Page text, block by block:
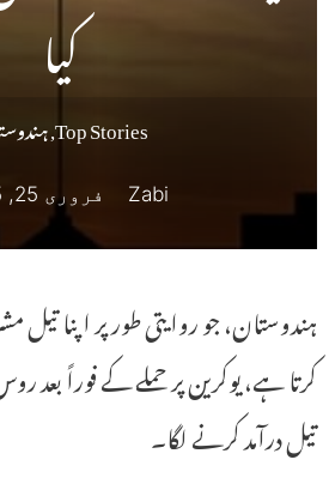
کیا
Top Stories
,
Zabi فروری 25, 2025
ہندوستان، جو روایتی طور پر اپنا
کرتا ہے، یوکرین پر حملے کے فوراً
تیل درآمد کرنے لگا۔